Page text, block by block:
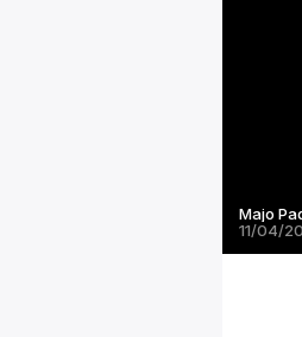
Majo
11/04/